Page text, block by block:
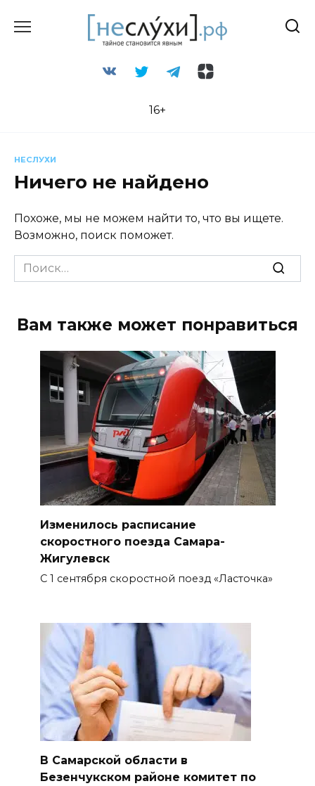
16+
НЕСЛУХИ
Ничего не найдено
Похоже, мы не можем найти то, что вы ищете.
Возможно, поиск поможет.
Search
for:
Вам также может понравиться
Изменилось расписание
скоростного поезда Самара-
Жигулевск
С 1 сентября скоростной поезд «Ласточка»
В Самарской области в
Безенчукском районе комитет по